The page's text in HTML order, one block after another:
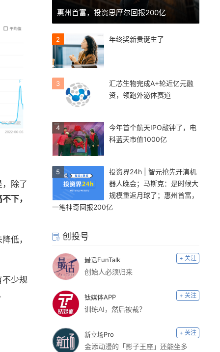
除了
下，
低，
不少规
惠州首富，投资思摩尔回报200亿
2 年终奖新贵诞生了
3
汇芯生物完成A+轮近亿元融
资，领跑外泌体赛道
4
今年首个航天IPO敲钟了，电
科蓝天市值1000亿
5
投资界24h | 智元抢先开演机
器人晚会；马斯克：是时候大
规模重返月球了；惠州首富，
一笔神奇回报200亿
创投号
最话FunTalk + 关注
创始人必须归来
钛媒体APP + 关注
训练AI，然后被裁？
新立场Pro + 关注
金添动漫的「影子王座」还能坐多